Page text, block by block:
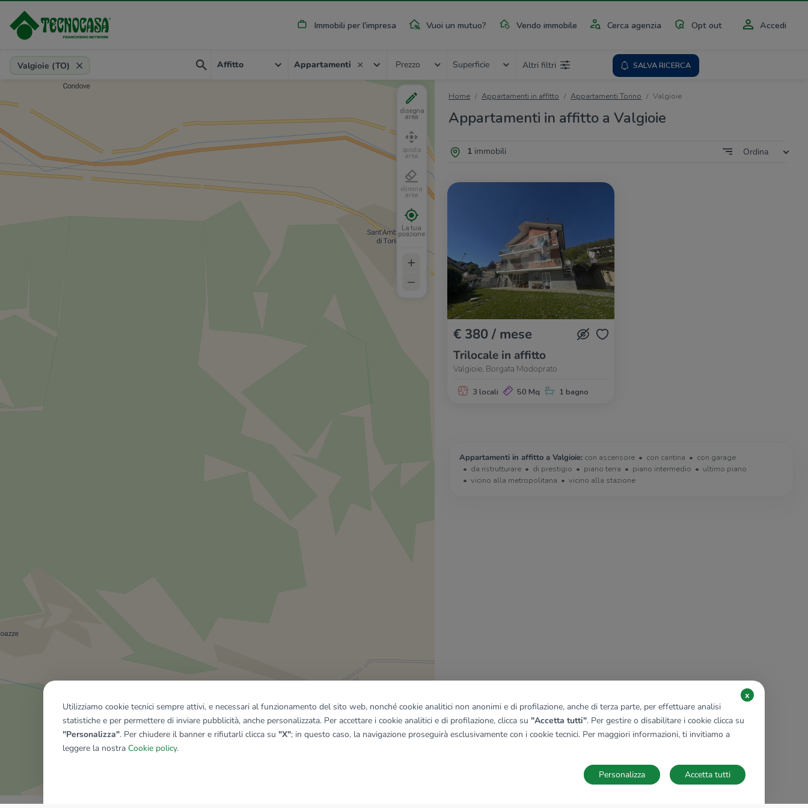
Immobili per l'impresa Vuoi un mutuo? Vendo immobile Cerca agenzia Opt out Accedi
Provincia, comune, zona, riferimento
Valgioie (TO) Affitto Appartamenti Prezzo Superficie Altri filtri SALVA RICERCA
Home Appartamenti in affitto Appartamenti Torino Valgioie
Appartamenti in affitto a Valgioie
1immobili Ordina
€ 380 / mese
Trilocale in affitto
Valgioie, Borgata Modoprato
3 locali 50 Mq 1 bagno
Appartamenti in affitto a Valgioie: con ascensore con cantina
con garage
da ristrutturare
di prestigio piano terra piano intermedio
ultimo piano
vicino alla metropolitana
vicino alla stazione
disegna
area
sposta
area
elimina
area
La tua
posizione
+
–
Mostra tutti gli immobili del riquadro
Utilizziamo cookie tecnici sempre attivi, e necessari al funzionamento del sito web, nonché cookie analitici non anonimi e di profilazione, anche di terza parte, per effettuare analisi
statistiche e per permettere di inviare pubblicità, anche personalizzata. Per accettare i cookie analitici e di profilazione, clicca su "Accetta tutti". Per gestire o disabilitare i cookie clicca su
"Personalizza". Per chiudere il banner e rifiutarli clicca su "X"; in questo caso, la navigazione proseguirà esclusivamente con i cookie tecnici. Per maggiori informazioni, ti invitiamo a
leggere la nostra Cookie policy.
x
Accetta tutti
Personalizza